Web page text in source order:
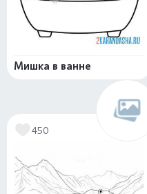
Мишка в ванне
450